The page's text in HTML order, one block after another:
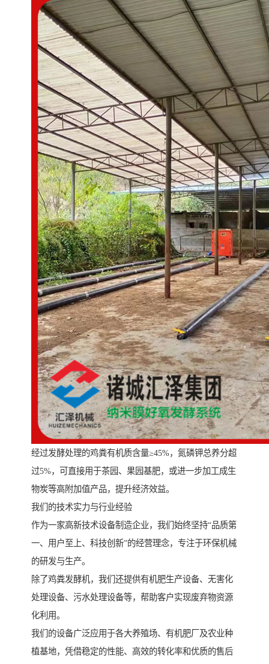
经过发酵处理的鸡粪有机质含量≥45%，氮磷钾总养分超
过5%，可直接用于茶园、果园基肥，或进一步加工成生
物炭等高附加值产品，提升经济效益。
我们的技术实力与行业经验
作为一家高新技术设备制造企业，我们始终坚持“品质第
一、用户至上、科技创新”的经营理念，专注于环保机械
的研发与生产。
除了鸡粪发酵机，我们还提供有机肥生产设备、无害化
处理设备、污水处理设备等，帮助客户实现废弃物资源
化利用。
我们的设备广泛应用于各大养殖场、有机肥厂及农业种
植基地，凭借稳定的性能、高效的转化率和优质的售后